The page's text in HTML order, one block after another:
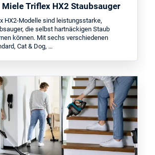
Triflex HX2 Staubsauger
HX2-Modelle sind leistungsstarke,
die selbst hartnäckigen Staub
können. Mit sechs verschiedenen
Cat & Dog, …